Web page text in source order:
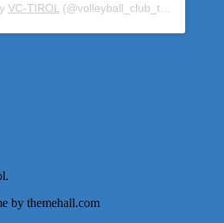
VC-TIROL (@volleyball_club_tirol) on
by themehall.com